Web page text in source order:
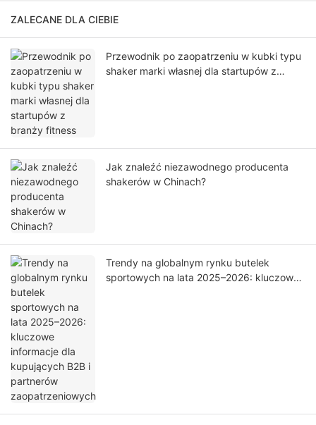
ZALECANE DLA CIEBIE
Przewodnik po zaopatrzeniu w kubki typu
shaker marki własnej dla startupów z
Jak znaleźć niezawodnego producenta
shakerów w Chinach?
Trendy na globalnym rynku butelek
sportowych na lata 2025–2026: kluczowe